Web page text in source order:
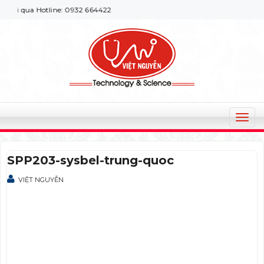
qua Hotline: 0932 664422
T
o
SPP203-sysbel-trung-quoc
VIỆT NGUYỄN